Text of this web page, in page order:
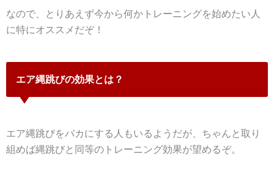
なので、とりあえず今から何かトレーニングを始めたい人
に特にオススメだぞ！
エア縄跳びの効果とは？
エア縄跳びをバカにする人もいるようだが、ちゃんと取り
組めば縄跳びと同等のトレーニング効果が望めるぞ。